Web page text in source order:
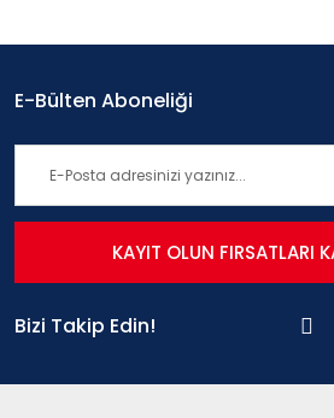
E-Bülten Aboneliği
KAYIT OLUN FIRSATLARI
Bizi Takip Edin!